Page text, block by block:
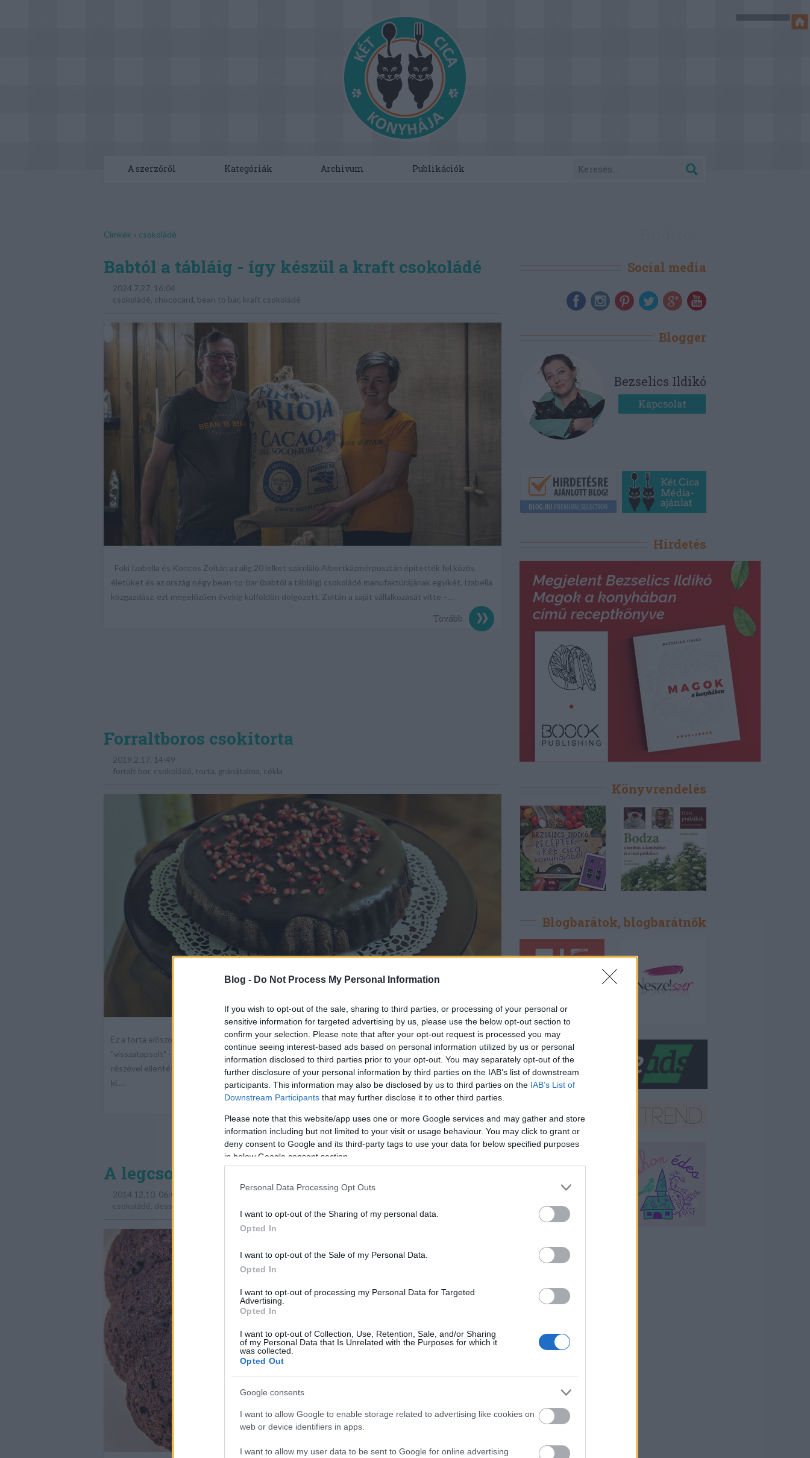
Blog - Do Not Process My Personal Information
If you wish to opt-out of the sale, sharing to third parties, or processing of your personal or
sensitive information for targeted advertising by us, please use the below opt-out section to
confirm your selection. Please note that after your opt-out request is processed you may
continue seeing interest-based ads based on personal information utilized by us or personal
information disclosed to third parties prior to your opt-out. You may separately opt-out of the
further disclosure of your personal information by third parties on the IAB’s list of downstream
participants. This information may also be disclosed by us to third parties on the IAB’s List of
Downstream Participants that may further disclose it to other third parties.
Please note that this website/app uses one or more Google services and may gather and store
information including but not limited to your visit or usage behaviour. You may click to grant or
deny consent to Google and its third-party tags to use your data for below specified purposes
in below Google consent section.
Personal Data Processing Opt Outs
I want to opt-out of the Sharing of my personal data.
Opted In
I want to opt-out of the Sale of my Personal Data.
Opted In
I want to opt-out of processing my Personal Data for Targeted
Advertising.
Opted In
I want to opt-out of Collection, Use, Retention, Sale, and/or Sharing
of my Personal Data that Is Unrelated with the Purposes for which it
was collected.
Opted Out
Google consents
I want to allow Google to enable storage related to advertising like cookies on
web or device identifiers in apps.
I want to allow my user data to be sent to Google for online advertising
A szerzőről Kategóriák Archivum Publikációk
Címkék » csokoládé
Babtól a tábláig - így készül a kraft csokoládé
2024.7.27. 16:04
csokoládé chococard bean to bar, kraft csokoládé
Foki Izabella és Koncos Zoltán az alig 20 lelket számláló Albertkázmérpusztán építették fel közös
életüket és az ország négy bean-to-bar (babtól a tábláig) csokoládé manufaktúrájának egyikét. Izabella
közgazdász, ezt megelőzően évekig külföldön dolgozott, Zoltán a saját vállalkozását vitte –…
Tovább
Forraltboros csokitorta
2019.2.17. 14:49
forralt bor, csokoládé torta gránátalma cékla
Ez a torta először Luca-napra készült el egy barátnős összejövetelre, amit karácsonyra a húgom
"visszatapsolt" - azt hiszem, a jövőben a téli ünnepeink szerves részét képezi majd. A torták nagy
részével ellentétben ezt előre el lehet készíteni, mert a nagy mennyiségű céklapüré miatt nem szárad
ki.…
Tovább
A legcsokisabb brownie torta
2014.12.10. 06:00
csokoládé desszert
Social media
Blogger
Bezselics Ildikó
Kapcsolat
Hirdetés
Könyvrendelés
Blogbarátok, blogbarátnők